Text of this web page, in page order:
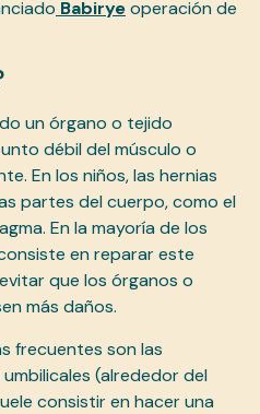
Babiryeoperación de
un órgano o tejido
débil del músculo o
En los niños, las hernias
partes del cuerpo, como el
En la mayoría de los
en reparar este
que los órganos o
más daños.
frecuentes son las
umbilicales (alrededor del
consistir en hacer una